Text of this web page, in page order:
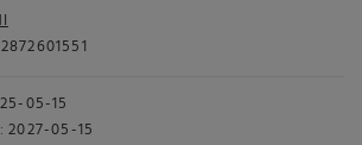
05-15
2027-05-15